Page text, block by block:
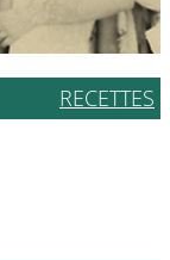
RECETTES